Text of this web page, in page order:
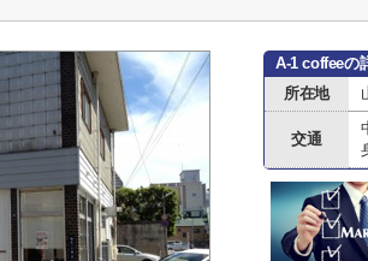
A-1 coffeeの
所在地
交通